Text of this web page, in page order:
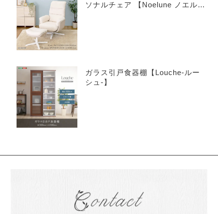
ソナルチェア 【Noelune ノエル
ガラス引戸食器棚【Louche-ルー
シュ-】